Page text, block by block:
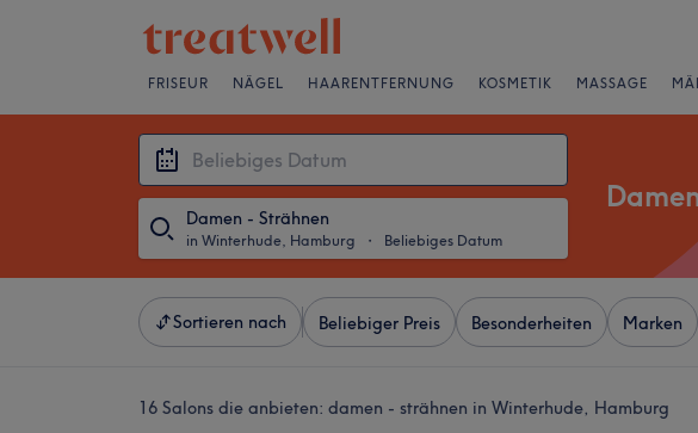
FRISEUR NÄGEL HAARENTFERNUNG KOSMETIK MASSAGE
Damen - Strähnen
in Winterhude, Hamburg ・ Beliebiges Datum
Sortieren nach Beliebiger Preis Besonderheiten Marken
16 Salons die anbieten: damen - strähnen in Winterhude, Hamburg